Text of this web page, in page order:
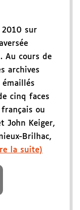
2010 sur
Au cours de
archives
émaillés
cinq faces
ou
John Keiger,
Brilhac,
la suite)